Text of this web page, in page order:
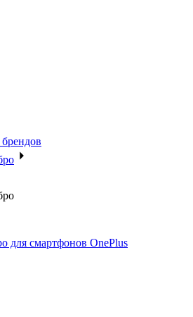
для смартфонов OnePlus